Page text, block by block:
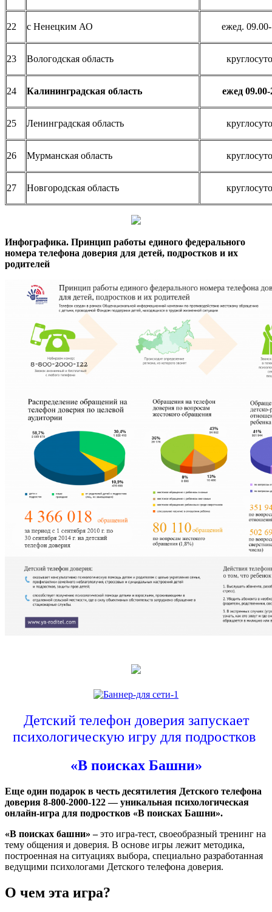
22 с Ненецким АО ежед.
23 Вологодская область
24 Калининградская область ежед 09.00-
25 Ленинградская область
26 Мурманская область
27 Новгородская область
Инфографика. Принцип работы единого федерального
номера телефона доверия для детей, подростков и их
родителей
Детский телефон доверия запускает
психологическую игру для подростков
«В поисках Башни»
Еще один подарок в честь десятилетия Детского телефона
доверия 8-800-2000-122 — уникальная психологическая
онлайн-игра для подростков «В поисках Башни».
«В поисках башни» –это игра-тест, своеобразный тренинг на
тему общения и доверия. В основе игры лежит методика,
построенная на ситуациях выбора, специально разработанная
ведущими психологами Детского телефона доверия.
О чем эта игра?